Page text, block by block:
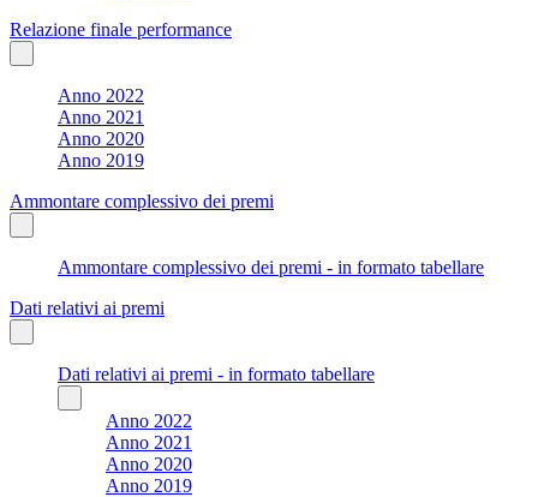
Relazione finale performance
Anno 2022
Anno 2021
Anno 2020
Anno 2019
Ammontare complessivo dei premi
Ammontare complessivo dei premi - in formato tabellare
Dati relativi ai premi
Dati relativi ai premi - in formato tabellare
Anno 2022
Anno 2021
Anno 2020
Anno 2019